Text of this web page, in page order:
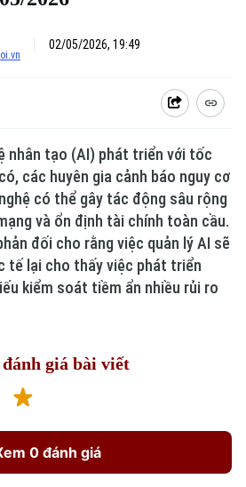
02/05/2026, 19:49
nhân tạo (AI) phát triển với tốc
các huyên gia cảnh báo nguy cơ
có thể gây tác động sâu rộng
và ổn định tài chính toàn cầu.
đối cho rằng việc quản lý AI sẽ
tế lại cho thấy việc phát triển
kiểm soát tiềm ẩn nhiều rủi ro
giá bài viết
0 đánh giá